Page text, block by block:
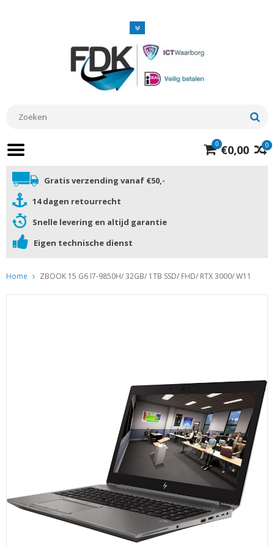
0
0 €0,00
HOME LAPTOPS
TELEFOONS TABLETS
COMPUTERS
Gratis verzending vanaf €50,-
14 dagen retourrecht
Snelle levering en altijd garantie
Eigen technische dienst
Home ZBOOK 15 G6 I7-9850H/ 32GB/ 1TB SSD/ FHD/ RTX 3000/ W11